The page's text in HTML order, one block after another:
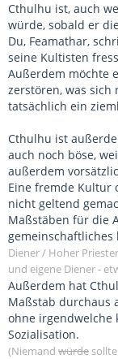
Cthulhu ist, auch
würde, sobald er
Du, Feamathar,
seine Kultisten
Außerdem möchte
zerstören, was
tatsächlich ein
Cthulhu ist
auch noch böse,
außerdem
Eine fremde Kultur
nicht geltend
Maßstäben für die
gemeinschaftliches
Diener / Hoher
und eigene Diener -
Außerdem hat
Maßstab durchaus
ohne irgendwelche
Sozialisation.
(Niemand würde